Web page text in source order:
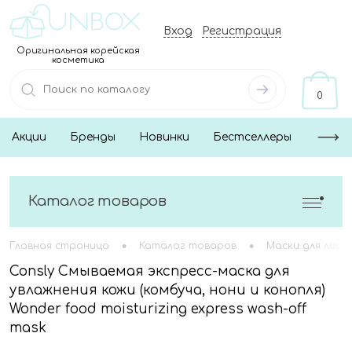
Оригинальная корейская
косметика
Вход Регистрация
0
Акции Бренды Новинки Бестселлеры
Каталог товаров
Главная страница • Каталог товаров • Маски для лица
Consly Смываемая экспресс-маска для
увлажнения кожи (комбуча, нони и конопля)
Wonder food moisturizing express wash-off
mask